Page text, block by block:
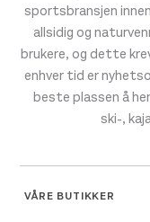
sportsbransjen
allsidig og
brukere, og dette
enhver tid er
beste plassen å
ski-,
VÅRE BUTIKKER